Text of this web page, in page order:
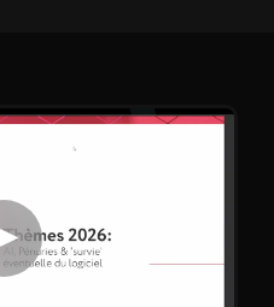
Riproduci video